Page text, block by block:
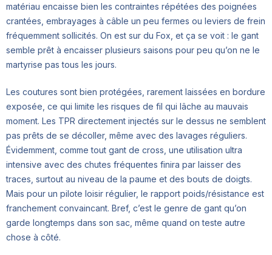
matériau encaisse bien les contraintes répétées des poignées
crantées, embrayages à câble un peu fermes ou leviers de frein
fréquemment sollicités. On est sur du Fox, et ça se voit : le gant
semble prêt à encaisser plusieurs saisons pour peu qu’on ne le
martyrise pas tous les jours.
Les coutures sont bien protégées, rarement laissées en bordure
exposée, ce qui limite les risques de fil qui lâche au mauvais
moment. Les TPR directement injectés sur le dessus ne semblent
pas prêts de se décoller, même avec des lavages réguliers.
Évidemment, comme tout gant de cross, une utilisation ultra
intensive avec des chutes fréquentes finira par laisser des
traces, surtout au niveau de la paume et des bouts de doigts.
Mais pour un pilote loisir régulier, le rapport poids/résistance est
franchement convaincant. Bref, c’est le genre de gant qu’on
garde longtemps dans son sac, même quand on teste autre
chose à côté.